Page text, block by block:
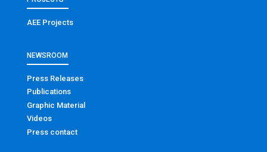
AEE Projects
NEWSROOM
Press Releases
Publications
Graphic Material
Videos
Press contact